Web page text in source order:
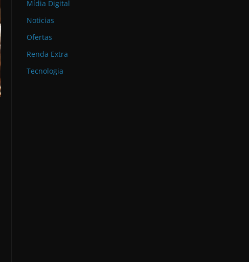
Mídia Digital
Noticias
Ofertas
Renda Extra
Tecnologia